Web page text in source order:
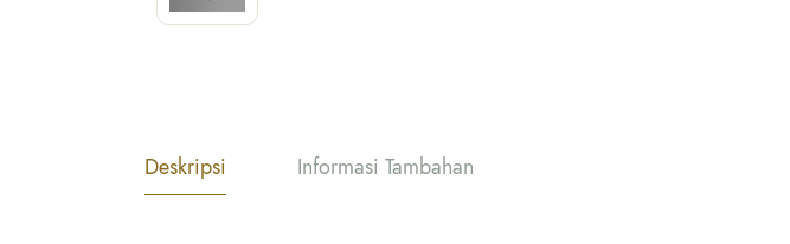
Deskripsi Informasi Tambahan